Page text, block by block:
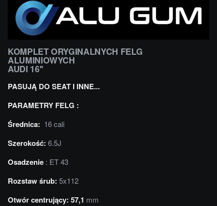
KOMPLET ORYGINALNYCH FELG
ALUMINIOWYCH
AUDI 16''
PASUJĄ DO SEAT I INNE...
PARAMETRY FELG :
Średnica: 16 cali
Szerokość: 6.5J
Osadzenie : ET 43
Rozstaw śrub: 5x112
Otwór centrujący: 57,1 mm